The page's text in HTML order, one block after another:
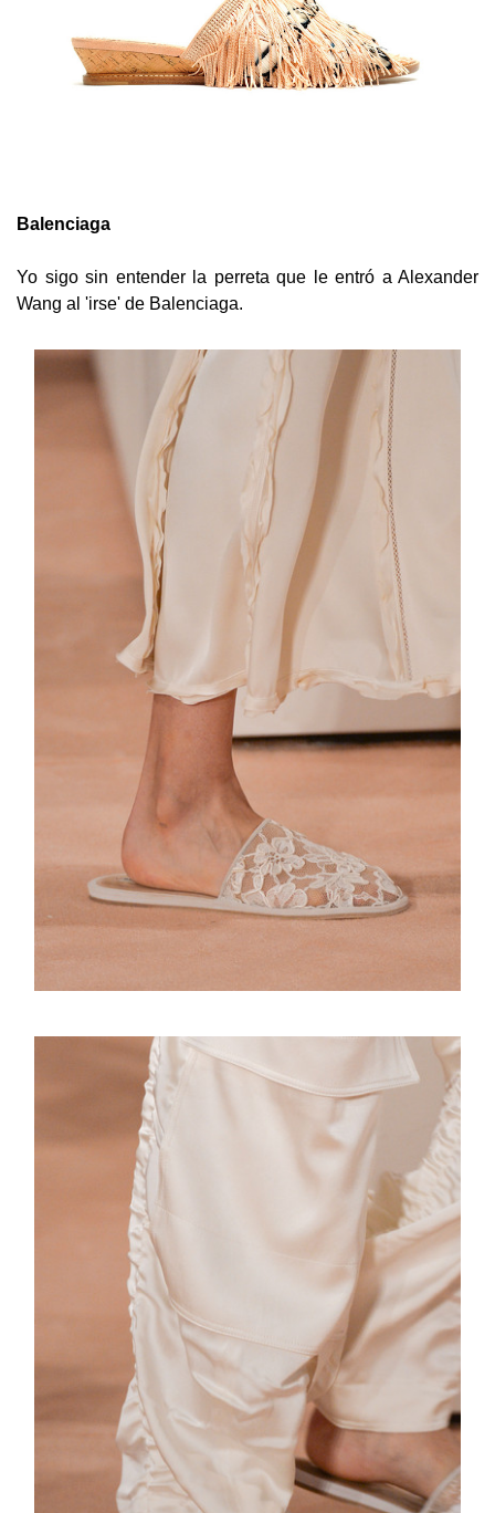
Balenciaga
Yo sigo sin entender la perreta que le entró a Alexander
Wang al 'irse' de Balenciaga.